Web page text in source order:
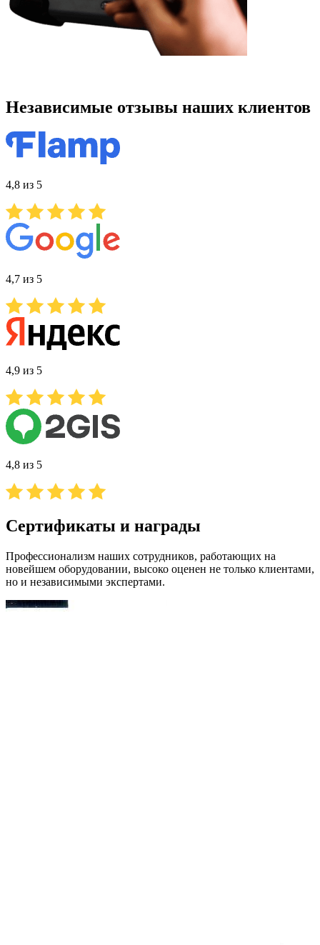
Независимые отзывы наших клиентов
4,8 из 5
4,7 из 5
4,9 из 5
4,8 из 5
Сертификаты и награды
Профессионализм наших сотрудников, работающих на
новейшем оборудовании, высоко оценен не только клиентами,
но и независимыми экспертами.